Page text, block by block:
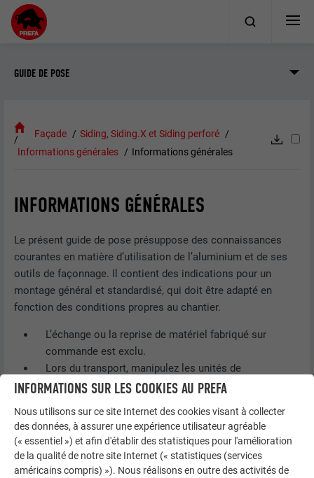
GUIDE DE POSE
Façade
Siding, Siding.X et Siding perforé
Informations générales
Informations générales
INFORMATIONS GÉNÉRALES
Le présent guide de pose présuppose des connaissances
courantes en matière d’utilisation de l’aluminium et de ses
outils de façonnage. Il contient des indications pour un
montage général et standardisé, qui doit être adapté en
fonction des conditions propres au chantier.
L’échange ou la reprise de matériel fabriqué sur
commande est exclu.
Lors du transport, manipulez les unités de
conditionnement avec soin (voir « Stockage et
Toutes les longueurs de profils doivent être
contrôlées avant le montage, afin de pouvoir adapter,
le cas échéant, le matériel aux tolérances applicables,
et ce, avant de procéder à l’installation.
INFORMATIONS SUR LES COOKIES AU PREFA
Nous utilisons sur ce site Internet des cookies visant à collecter
des données, à assurer une expérience utilisateur agréable
(« essentiel ») et afin d'établir des statistiques pour l'amélioration
de la qualité de notre site Internet (« statistiques (services
américains compris) »). Nous réalisons en outre des activités de